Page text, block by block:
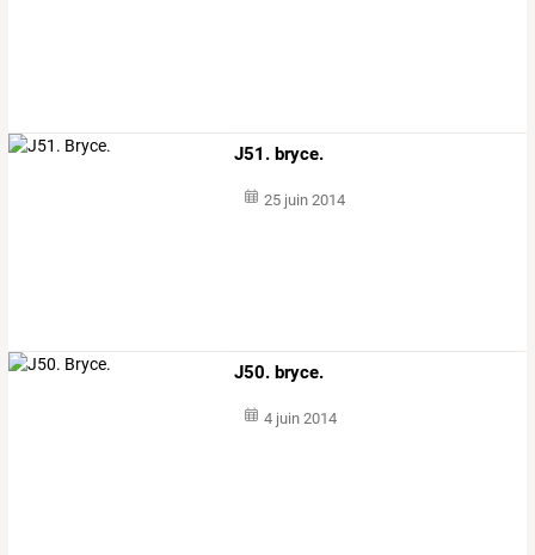
J51. bryce.
25 juin 2014
J50. bryce.
4 juin 2014